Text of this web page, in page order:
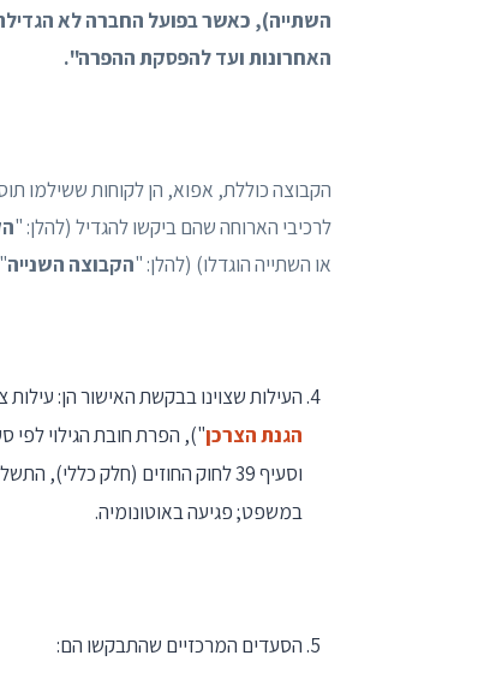
השתייה), כאשר בפועל החברה לא
האחרונות ועד להפסקת ההפרה".
הקבוצה כוללת, אפוא, הן לקוחות ששילמו
לרכיבי הארוחה שהם ביקשו להגדיל (להלן: "
או השתייה הוגדלו) (להלן: "הקבוצה השנייה
העילות שצוינו בבקשת האישור הן: עילות צרכניות, הטעיה לפי
הגנת הצרכן
במשפט; פגיעה באוטונומיה.
הסעדים המרכזיים שהתבקשו הם: